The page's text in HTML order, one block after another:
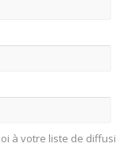
à votre liste de